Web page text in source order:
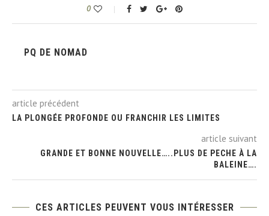
0
PQ DE NOMAD
article précédent
LA PLONGÉE PROFONDE OU FRANCHIR LES LIMITES
article suivant
GRANDE ET BONNE NOUVELLE…..PLUS DE PECHE À LA
BALEINE….
CES ARTICLES PEUVENT VOUS INTÉRESSER